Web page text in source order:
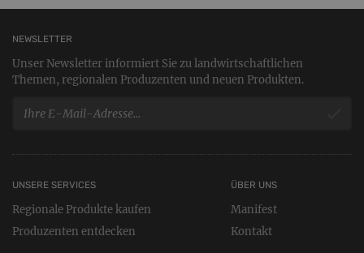
NEWSLETTER
Unser Newsletter informiert Sie zu landwirtschaftlichen
Themen, regionalen Produzenten und neuen Produkten.
UNSERE SERVICES
Regionale Produkte kaufen
Produzenten entdecken
ÜBER UNS
Manifest
Kontakt